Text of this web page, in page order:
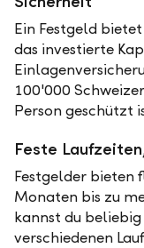
Ein Festgeld
das investierte
100'000
Person geschützt
Feste
Festgelder bieten
Monaten bis zu
kannst du
verschiedenen